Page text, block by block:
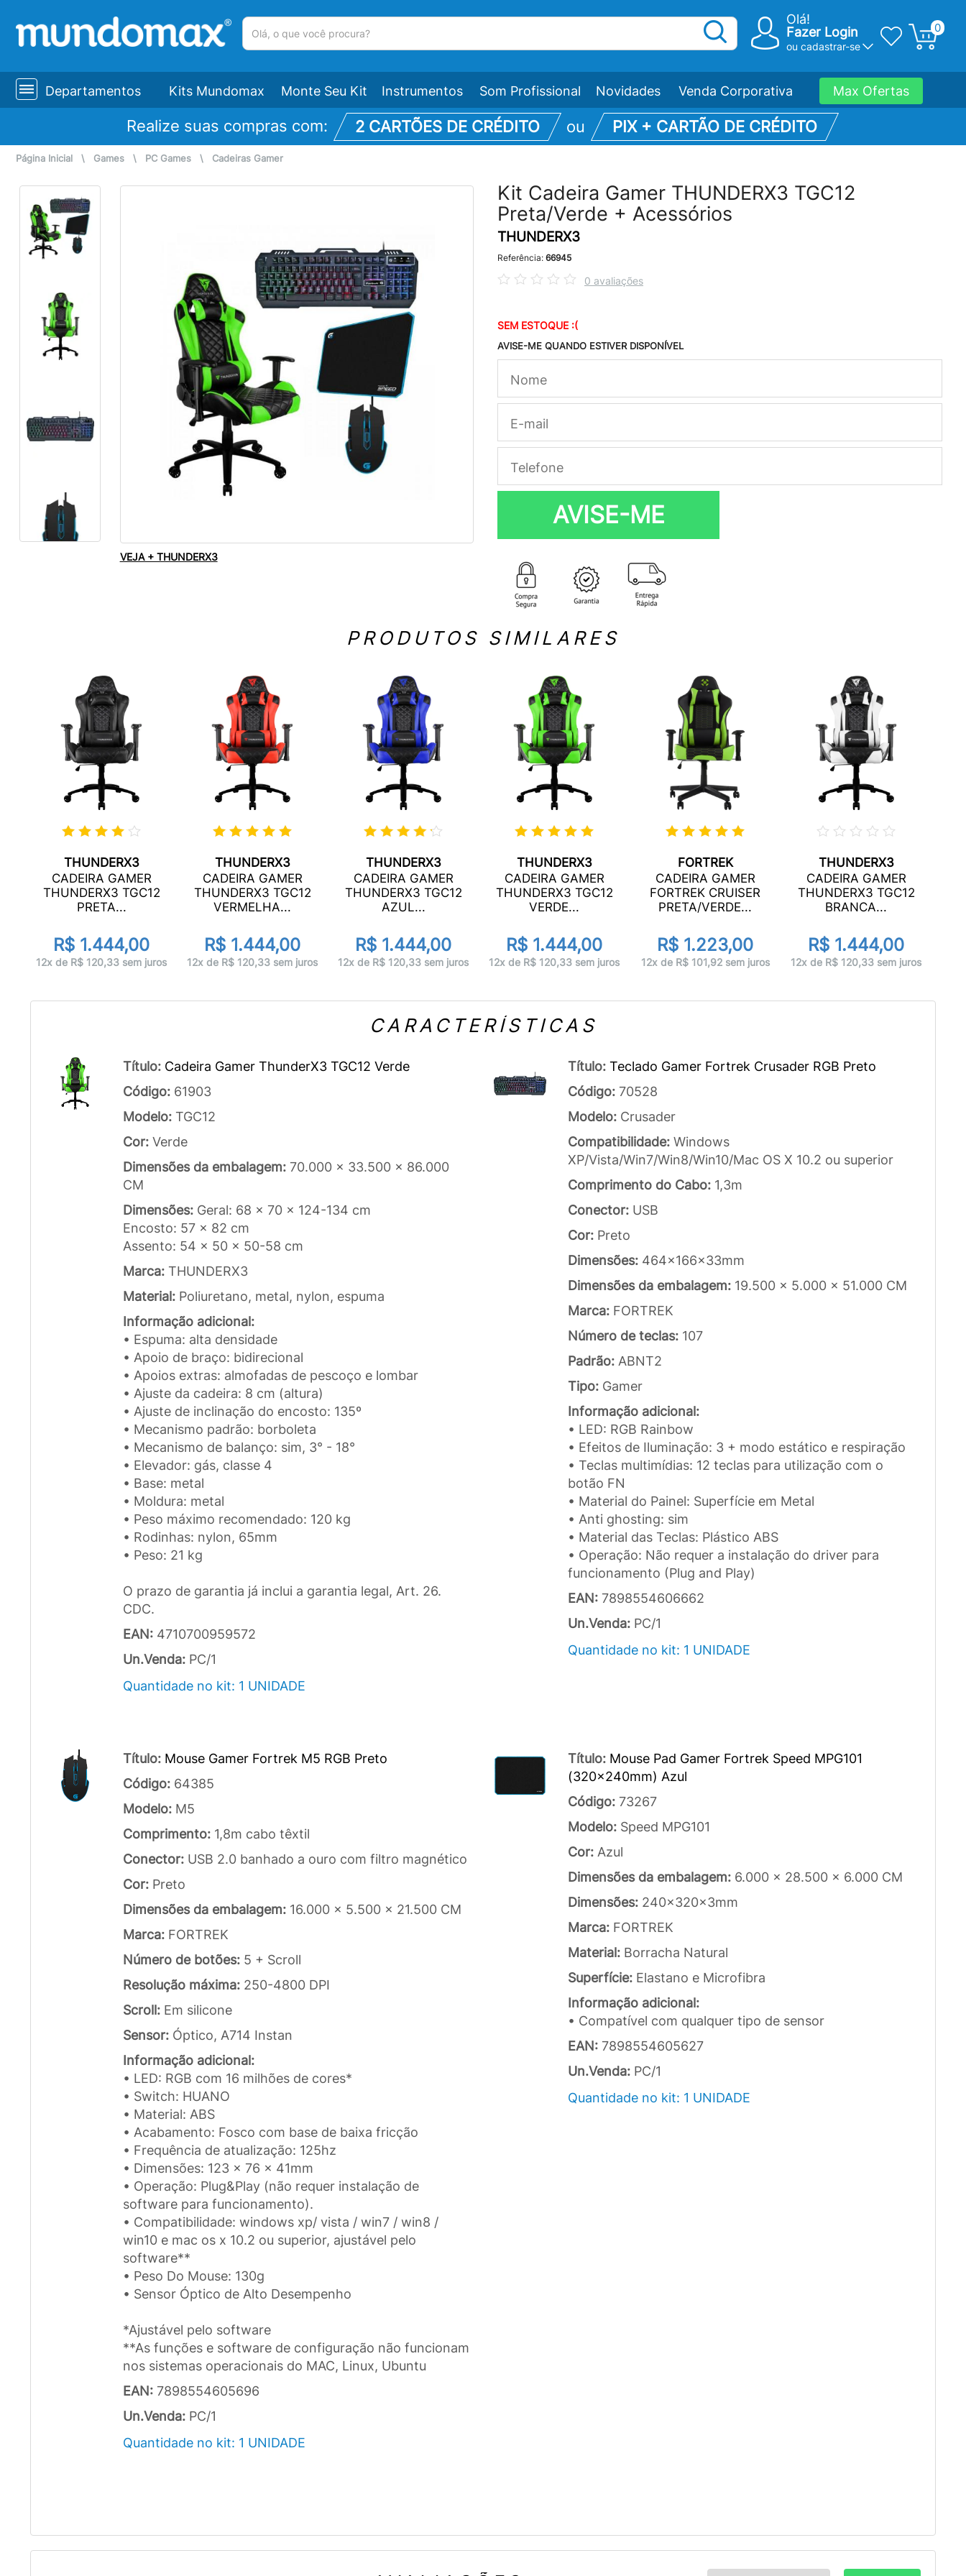
Olá!
Fazer Login
ou cadastrar-se
0
Departamentos Kits Mundomax Monte Seu Kit Instrumentos Som Profissional Novidades Venda Corporativa Max Ofertas
Realize suas compras com: 2 CARTÕES DE CRÉDITO ou PIX + CARTÃO DE CRÉDITO
Página Inicial \ Games \ PC Games \ Cadeiras Gamer
VEJA + THUNDERX3
Kit Cadeira Gamer THUNDERX3 TGC12
Preta/Verde + Acessórios
THUNDERX3
Referência: 66945
0 avaliações
SEM ESTOQUE :(
AVISE-ME QUANDO ESTIVER DISPONÍVEL
AVISE-ME
PRODUTOS SIMILARES
THUNDERX3
CADEIRA GAMER
THUNDERX3 TGC12
PRETA...
R$ 1.444,00
12x de R$ 120,33 sem juros
THUNDERX3
CADEIRA GAMER
THUNDERX3 TGC12
VERMELHA...
R$ 1.444,00
12x de R$ 120,33 sem juros
THUNDERX3
CADEIRA GAMER
THUNDERX3 TGC12
AZUL...
R$ 1.444,00
12x de R$ 120,33 sem juros
THUNDERX3
CADEIRA GAMER
THUNDERX3 TGC12
VERDE...
R$ 1.444,00
12x de R$ 120,33 sem juros
FORTREK
CADEIRA GAMER
FORTREK CRUISER
PRETA/VERDE...
R$ 1.223,00
12x de R$ 101,92 sem juros
THUNDERX3
CADEIRA GAMER
THUNDERX3 TGC12
BRANCA...
R$ 1.444,00
12x de R$ 120,33 sem juros
CARACTERÍSTICAS
Título: Cadeira Gamer ThunderX3 TGC12 Verde
Código: 61903
Modelo: TGC12
Cor:Verde
Dimensões da embalagem: 70.000 x 33.500 x 86.000
CM
Dimensões: Geral: 68 x 70 x 124-134 cm
Encosto: 57 x 82 cm
Assento: 54 x 50 x 50-58 cm
Marca: THUNDERX3
Material: Poliuretano, metal, nylon, espuma
Informação adicional:
• Espuma: alta densidade
• Apoio de braço: bidirecional
• Apoios extras: almofadas de pescoço e lombar
• Ajuste da cadeira: 8 cm (altura)
• Ajuste de inclinação do encosto: 135º
• Mecanismo padrão: borboleta
• Mecanismo de balanço: sim, 3° - 18°
• Elevador: gás, classe 4
• Base: metal
• Moldura: metal
• Peso máximo recomendado: 120 kg
• Rodinhas: nylon, 65mm
• Peso: 21 kg
O prazo de garantia já inclui a garantia legal, Art. 26.
CDC.
EAN: 4710700959572
Un.Venda: PC/1
Quantidade no kit: 1 UNIDADE
Título:Teclado Gamer Fortrek Crusader RGB Preto
Código: 70528
Modelo: Crusader
Compatibilidade:Windows
XP/Vista/Win7/Win8/Win10/Mac OS X 10.2 ou superior
Comprimento do Cabo: 1,3m
Conector: USB
Cor: Preto
Dimensões: 464x166x33mm
Dimensões da embalagem: 19.500 x 5.000 x 51.000 CM
Marca: FORTREK
Número de teclas: 107
Padrão: ABNT2
Tipo: Gamer
Informação adicional:
• LED: RGB Rainbow
• Efeitos de Iluminação: 3 + modo estático e respiração
• Teclas multimídias: 12 teclas para utilização com o
botão FN
• Material do Painel: Superfície em Metal
• Anti ghosting: sim
• Material das Teclas: Plástico ABS
• Operação: Não requer a instalação do driver para
funcionamento (Plug and Play)
EAN: 7898554606662
Un.Venda: PC/1
Quantidade no kit: 1 UNIDADE
Título: Mouse Gamer Fortrek M5 RGB Preto
Código: 64385
Modelo: M5
Comprimento: 1,8m cabo têxtil
Conector: USB 2.0 banhado a ouro com filtro magnético
Cor: Preto
Dimensões da embalagem: 16.000 x 5.500 x 21.500 CM
Marca: FORTREK
Número de botões: 5 + Scroll
Resolução máxima: 250-4800 DPI
Scroll: Em silicone
Sensor: Óptico, A714 Instan
Informação adicional:
• LED: RGB com 16 milhões de cores*
• Switch: HUANO
• Material: ABS
• Acabamento: Fosco com base de baixa fricção
• Frequência de atualização: 125hz
• Dimensões: 123 x 76 x 41mm
• Operação: Plug&Play (não requer instalação de
software para funcionamento).
• Compatibilidade: windows xp/ vista / win7 / win8 /
win10 e mac os x 10.2 ou superior, ajustável pelo
software**
• Peso Do Mouse: 130g
• Sensor Óptico de Alto Desempenho
*Ajustável pelo software
**As funções e software de configuração não funcionam
nos sistemas operacionais do MAC, Linux, Ubuntu
EAN: 7898554605696
Un.Venda: PC/1
Quantidade no kit: 1 UNIDADE
Título: Mouse Pad Gamer Fortrek Speed MPG101
(320x240mm) Azul
Código: 73267
Modelo: Speed MPG101
Cor: Azul
Dimensões da embalagem: 6.000 x 28.500 x 6.000 CM
Dimensões: 240x320x3mm
Marca: FORTREK
Material: Borracha Natural
Superfície: Elastano e Microfibra
Informação adicional:
• Compatível com qualquer tipo de sensor
EAN: 7898554605627
Un.Venda: PC/1
Quantidade no kit: 1 UNIDADE